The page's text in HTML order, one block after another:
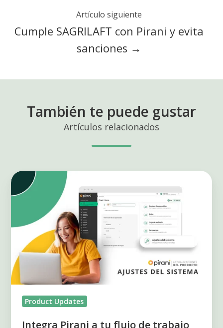
Artículo siguiente
Cumple SAGRILAFT con Pirani y evita
sanciones →
También te puede gustar
Artículos relacionados
Integra
Pirani
trabajo
Product Updates
Integra Pirani a tu flujo de trabajo